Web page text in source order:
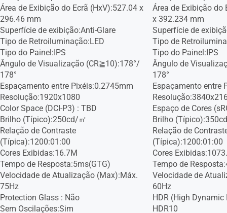
Área de Exibição do Ecrã (HxV):527.04 x
296.46 mm
Superfície de exibição:Anti-Glare
Tipo de Retroiluminação:LED
Tipo do Painel:IPS
Ângulo de Visualização (CR≧10):178°/
178°
Espaçamento entre Pixéis:0.2745mm
Resolução:1920x1080
Color Space (DCI-P3) : TBD
Brilho (Típico):250cd/㎡
Relação de Contraste
(Típica):1200:01:00
Cores Exibidas:16.7M
Tempo de Resposta:5ms(GTG)
Velocidade de Atualização (Max):Máx.
75Hz
Protection Glass : Não
Sem Oscilações:Sim
Área de Exibição do
x 392.234 mm
Superfície de
Tipo de
Tipo do Painel:IPS
Ângulo de
178°
Espaçamento entre
Espaço de Cores
Brilho
Relação de
(Típica):1200:01:00
Cores
Tempo de
Velocidade de
60Hz
HDR (High Dynamic
HDR10